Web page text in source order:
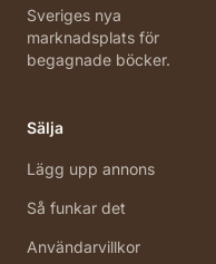
Sveriges nya
marknadsplats för
begagnade böcker.
Sälja
Lägg upp annons
Så funkar det
Användarvillkor